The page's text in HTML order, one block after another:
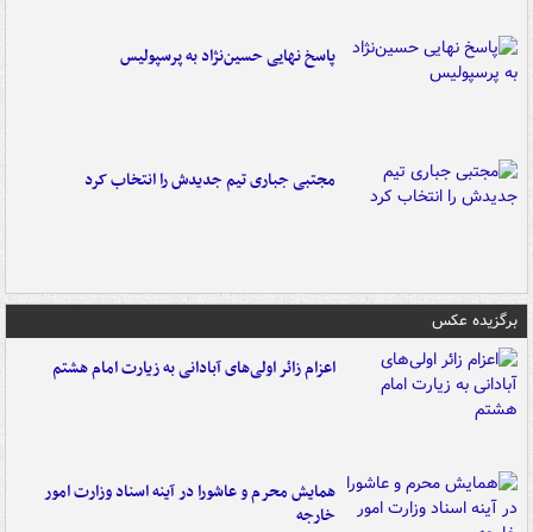
پاسخ نهایی حسین‌نژاد به پرسپولیس
مجتبی جباری تیم جدیدش را انتخاب کرد
برگزیده عکس
اعزام زائر اولی‌های آبادانی به زیارت امام هشتم
همایش محرم و عاشورا در آینه اسناد وزارت امور
خارجه